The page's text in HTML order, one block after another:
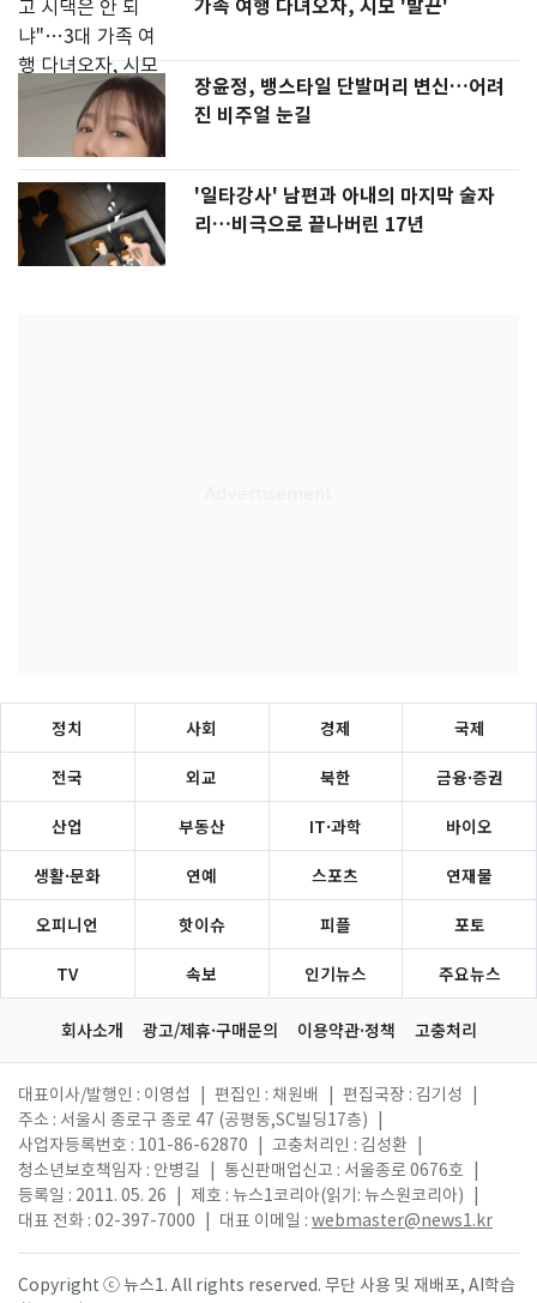
가족 여행 다녀오자, 시모 '발끈'
장윤정, 뱅스타일 단발머리 변신…어려
진 비주얼 눈길
'일타강사' 남편과 아내의 마지막 술자
리…비극으로 끝나버린 17년
정치 사회 경제 국제
전국 외교 북한 금융·증권
산업 부동산 IT·과학 바이오
생활·문화 연예 스포츠 연재물
오피니언 핫이슈 피플 포토
TV 속보 인기뉴스 주요뉴스
회사소개 광고/제휴·구매문의 이용약관·정책 고충처리
대표이사/발행인 : 이영섭 편집인 : 채원배 편집국장 : 김기성
주소 : 서울시 종로구 종로 47 (공평동,SC빌딩17층)
사업자등록번호 : 101-86-62870
고충처리인 : 김성환
청소년보호책임자 : 안병길
통신판매업신고 : 서울종로 0676호
등록일 : 2011. 05. 26
제호 : 뉴스1코리아(읽기: 뉴스원코리아)
대표 전화 : 02-397-7000
대표 이메일 : webmaster@news1.kr
Copyright ⓒ 뉴스1. All rights reserved. 무단 사용 및 재배포, AI학습